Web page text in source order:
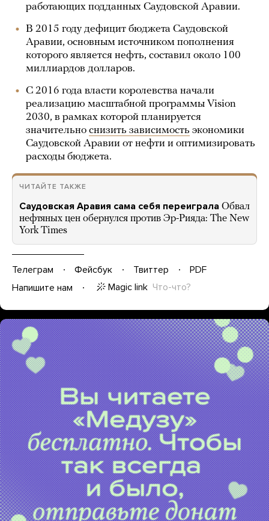
работающих подданных Саудовской Аравии.
В 2015 году дефицит бюджета Саудовской
Аравии, основным источником пополнения
которого является нефть, составил около 100
миллиардов долларов.
С 2016 года власти королевства начали
реализацию масштабной программы Vision
2030, в рамках которой планируется
значительно снизить зависимость экономики
Саудовской Аравии от нефти и оптимизировать
расходы бюджета.
ЧИТАЙТЕ ТАКЖЕ
Саудовская Аравия сама себя переиграла Обвал
нефтяных цен обернулся против Эр-Рияда: The New
York Times
Телеграм Фейсбук Твиттер
PDF
Напишите нам
Magic link Что-что?